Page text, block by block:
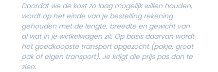
Doordat we de kost zo laag mogelijk willen houden,
wordt op het einde van je bestelling rekening
gehouden met de lengte, breedte en gewicht van
al wat in je winkelwagen zit. Op basis daarvan wordt
het goedkoopste transport opgezocht (pakje, groot
pak of eigen transport). Je krijgt die prijs pas dan te
zien.